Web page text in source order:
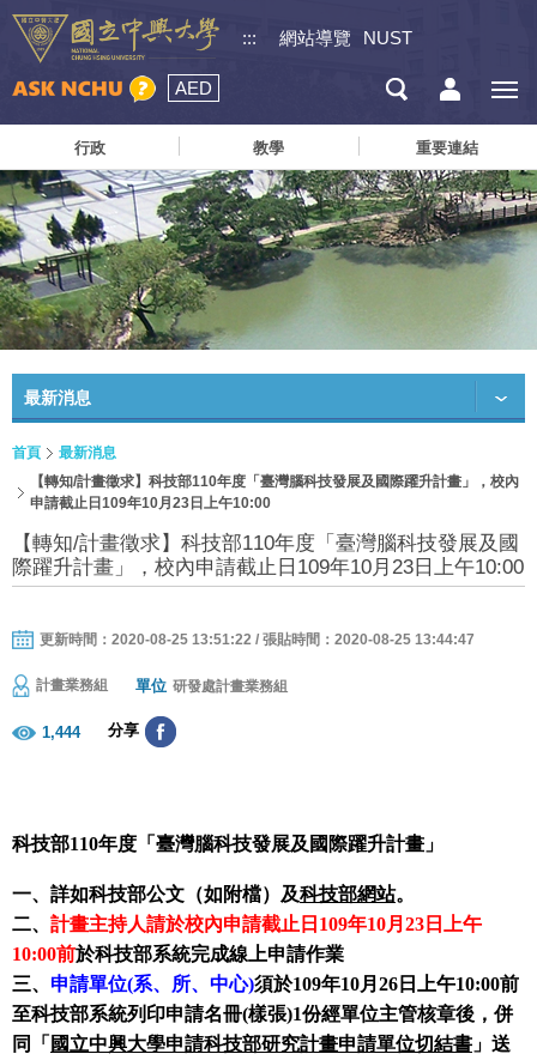
::: 網站導覽 NUST
AED
行政 教學 重要連結
最新消息
首頁
最新消息
【轉知/計畫徵求】科技部110年度「臺灣腦科技發展及國際躍升計畫」，校內
申請截止日109年10月23日上午10:00
【轉知/計畫徵求】科技部110年度「臺灣腦科技發展及國
際躍升計畫」，校內申請截止日109年10月23日上午10:00
更新時間：2020-08-25 13:51:22 / 張貼時間：2020-08-25 13:44:47
計畫業務組 單位 研發處計畫業務組
1,444 分享
科技部110年度「臺灣腦科技發展及國際躍升計畫」
一、詳如科技部公文（如附檔）及科技部網站。
二、 計畫主持人請於校內申請截止日109年10月23日上午
10:00前於科技部系統完成線上申請作業
三、 申請單位(系、所、中心)須於109年10月26日上午10:00前
至科技部系統列印申請名冊(樣張)1份經單位主管核章後，併
同「 國立中興大學申請科技部研究計畫申請單位切結書 」送